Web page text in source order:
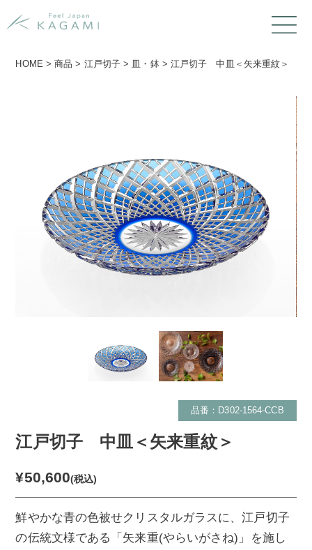
HOME >商品 > 江戸切子 > 皿・鉢> 江戸切子 中皿＜矢来重紋＞
品番：D302-1564-CCB
江戸切子 中皿＜矢来重紋＞
¥50,600(税込)
鮮やかな青の色被せクリスタルガラスに、江戸切子
の伝統文様である「矢来重(やらいがさね)」を施し